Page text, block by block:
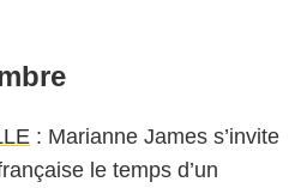
: Marianne James s’invite
le temps d’un